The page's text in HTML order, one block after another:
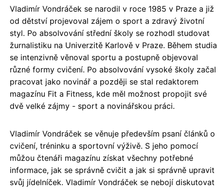
Vladimír Vondráček se narodil v roce 1985 v Praze a již
od dětství projevoval zájem o sport a zdravý životní
styl. Po absolvování střední školy se rozhodl studovat
žurnalistiku na Univerzitě Karlově v Praze. Během studia
se intenzivně věnoval sportu a postupně objevoval
různé formy cvičení. Po absolvování vysoké školy začal
pracovat jako novinář a později se stal redaktorem
magazínu Fit a Fitness, kde měl možnost propojit své
dvě velké zájmy - sport a novinářskou práci.
Vladimír Vondráček se věnuje především psaní článků o
cvičení, tréninku a sportovní výživě. S jeho pomocí
můžou čtenáři magazínu získat všechny potřebné
informace, jak se správně cvičit a jak si správně upravit
svůj jídelníček. Vladimír Vondráček se nebojí diskutovat